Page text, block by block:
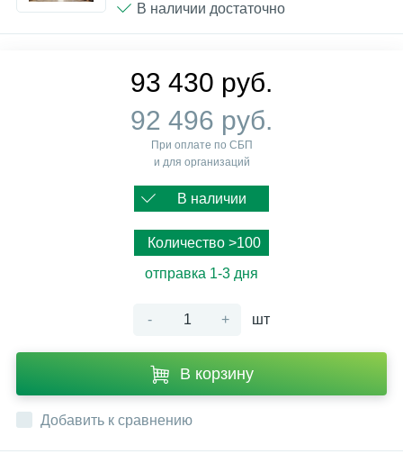
В наличии достаточно
93 430 руб.
92 496 руб.
При оплате по СБП
и для организаций
В наличии
Количество >100
отправка 1-3 дня
- + шт
В корзину
Добавить к сравнению